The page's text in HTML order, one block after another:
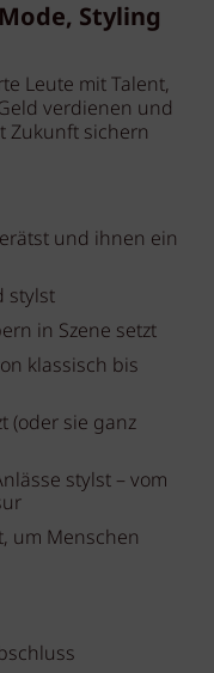
Styling
Leute mit Talent,
verdienen und
Zukunft sichern
und ihnen ein
stylst
in Szene setzt
klassisch bis
(oder sie ganz
stylst – vom
um Menschen